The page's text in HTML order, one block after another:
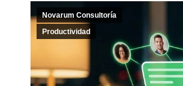
Novarum Consultoría
Productividad